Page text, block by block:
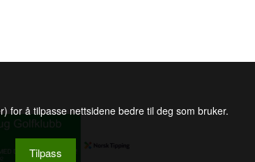
for å tilpasse nettsidene bedre til deg som bruker.
Tilpass